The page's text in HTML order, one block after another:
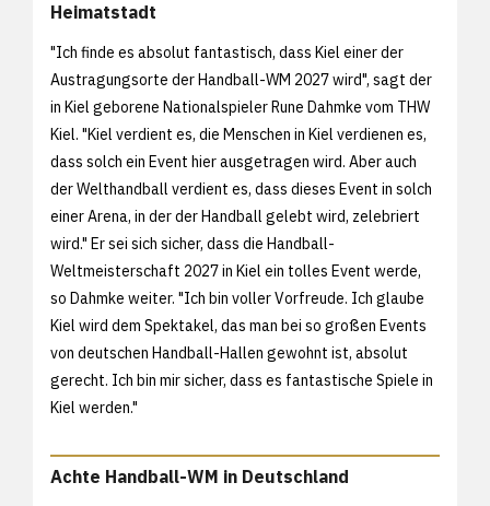
Heimatstadt
"Ich finde es absolut fantastisch, dass Kiel einer der
Austragungsorte der Handball-WM 2027 wird", sagt der
in Kiel geborene Nationalspieler Rune Dahmke vom THW
Kiel. "Kiel verdient es, die Menschen in Kiel verdienen es,
dass solch ein Event hier ausgetragen wird. Aber auch
der Welthandball verdient es, dass dieses Event in solch
einer Arena, in der der Handball gelebt wird, zelebriert
wird." Er sei sich sicher, dass die Handball-
Weltmeisterschaft 2027 in Kiel ein tolles Event werde,
so Dahmke weiter. "Ich bin voller Vorfreude. Ich glaube
Kiel wird dem Spektakel, das man bei so großen Events
von deutschen Handball-Hallen gewohnt ist, absolut
gerecht. Ich bin mir sicher, dass es fantastische Spiele in
Kiel werden."
Achte Handball-WM in Deutschland